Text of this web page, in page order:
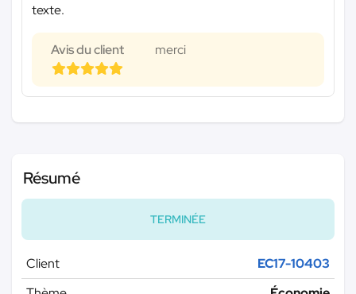
texte.
Avis du client merci
Résumé
TERMINÉE
Client
EC17-10403